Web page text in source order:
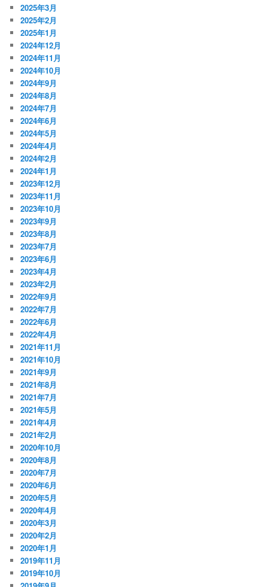
2025年3月
2025年2月
2025年1月
2024年12月
2024年11月
2024年10月
2024年9月
2024年8月
2024年7月
2024年6月
2024年5月
2024年4月
2024年2月
2024年1月
2023年12月
2023年11月
2023年10月
2023年9月
2023年8月
2023年7月
2023年6月
2023年4月
2023年2月
2022年9月
2022年7月
2022年6月
2022年4月
2021年11月
2021年10月
2021年9月
2021年8月
2021年7月
2021年5月
2021年4月
2021年2月
2020年10月
2020年8月
2020年7月
2020年6月
2020年5月
2020年4月
2020年3月
2020年2月
2020年1月
2019年11月
2019年10月